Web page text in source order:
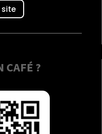
site
CAFÉ ?